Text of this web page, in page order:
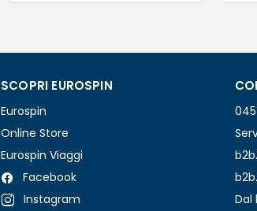
SCOPRI EUROSPIN
Eurospin
Online Store
Eurospin Viaggi
Facebook
Instagram
Dal